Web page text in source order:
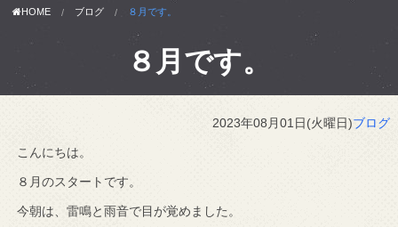
HOME ブログ ８月です。
８月です。
2023年08月01日(火曜日)ブログ
こんにちは。
８月のスタートです。
今朝は、雷鳴と雨音で目が覚めました。